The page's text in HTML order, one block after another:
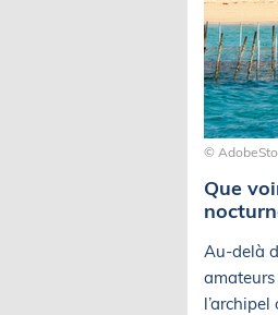
©
Que
Au-delà
amateurs